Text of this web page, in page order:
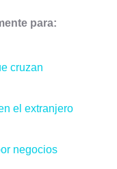
para:
cruzan
el extranjero
negocios